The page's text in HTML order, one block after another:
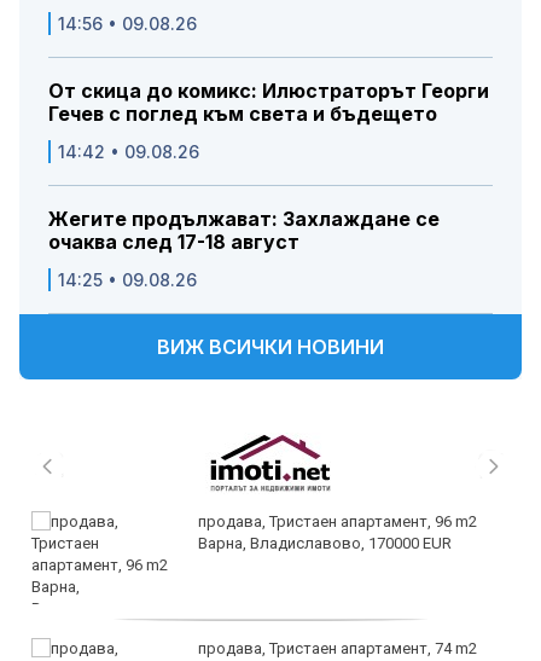
14:56 • 09.08.26
От скица до комикс: Илюстраторът Георги
Гечев с поглед към света и бъдещето
14:42 • 09.08.26
Жегите продължават: Захлаждане се
очаква след 17-18 август
14:25 • 09.08.26
ВИЖ ВСИЧКИ НОВИНИ
продава, Тристаен апартамент, 96 m2
Варна, Владиславово, 170000 EUR
продава, Тристаен апартамент, 74 m2